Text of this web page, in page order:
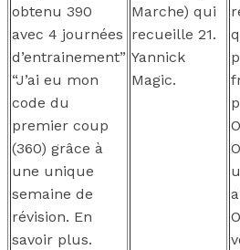
obtenu 390
avec 4 journées
d’entrainement”
“J’ai eu mon
code du
premier coup
(360) grâce à
une unique
semaine de
révision. En
savoir plus.
Marche) qui
recueille 21.
Yannick
Magic.